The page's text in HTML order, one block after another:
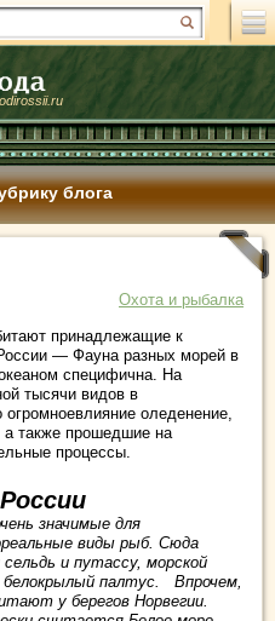
блога
Охота и рыбалка
принадлежащие к
— Фауна разных морей в
специфична. На
тысячи видов в
оледенение,
а также прошедшие на
процессы.
значимые для
виды рыб. Сюда
и путассу, морской
белокрылый палтус. Впрочем,
у берегов Норвегии.